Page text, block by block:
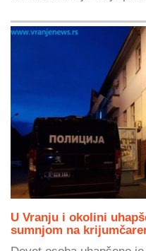
U Vranju i okolini
sumnjom na